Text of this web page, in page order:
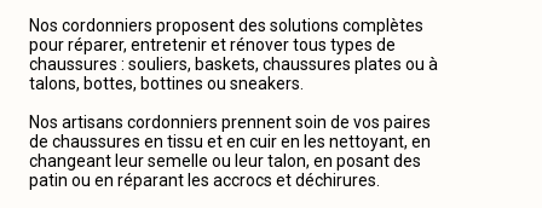
Nos cordonniers proposent des solutions complètes
pour réparer, entretenir et rénover tous types de
chaussures : souliers, baskets, chaussures plates ou à
talons, bottes, bottines ou sneakers.
Nos artisans cordonniers prennent soin de vos paires
de chaussures en tissu et en cuir en les nettoyant, en
changeant leur semelle ou leur talon, en posant des
patin ou en réparant les accrocs et déchirures.